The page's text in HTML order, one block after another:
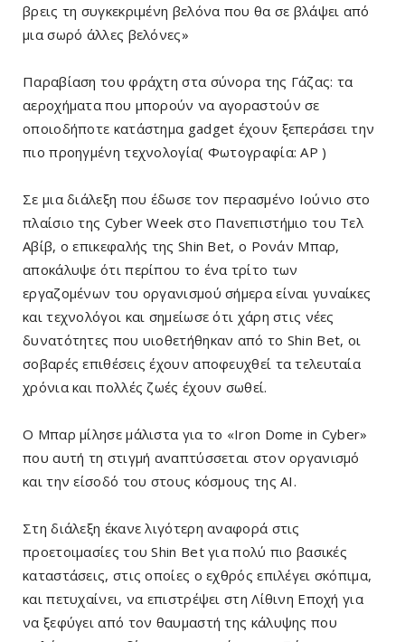
βρεις τη συγκεκριμένη βελόνα που θα σε βλάψει από
μια σωρό άλλες βελόνες»
Παραβίαση του φράχτη στα σύνορα της Γάζας: τα
αεροχήματα που μπορούν να αγοραστούν σε
οποιοδήποτε κατάστημα gadget έχουν ξεπεράσει την
πιο προηγμένη τεχνολογία( Φωτογραφία: AP )
Σε μια διάλεξη που έδωσε τον περασμένο Ιούνιο στο
πλαίσιο της Cyber ​​​​Week στο Πανεπιστήμιο του Τελ
Αβίβ, ο επικεφαλής της Shin Bet, ο Ρονάν Μπαρ,
αποκάλυψε ότι περίπου το ένα τρίτο των
εργαζομένων του οργανισμού σήμερα είναι γυναίκες
και τεχνολόγοι και σημείωσε ότι χάρη στις νέες
δυνατότητες που υιοθετήθηκαν από το Shin Bet, οι
σοβαρές επιθέσεις έχουν αποφευχθεί τα τελευταία
χρόνια και πολλές ζωές έχουν σωθεί.
Ο Μπαρ μίλησε μάλιστα για το «Iron Dome in Cyber»
που αυτή τη στιγμή αναπτύσσεται στον οργανισμό
και την είσοδό του στους κόσμους της AI.
Στη διάλεξη έκανε λιγότερη αναφορά στις
προετοιμασίες του Shin Bet για πολύ πιο βασικές
καταστάσεις, στις οποίες ο εχθρός επιλέγει σκόπιμα,
και πετυχαίνει, να επιστρέψει στη Λίθινη Εποχή για
να ξεφύγει από τον θαυμαστή της κάλυψης που